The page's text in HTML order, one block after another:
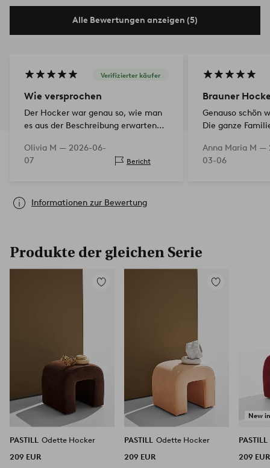
Alle Bewertungen anzeigen (5)
Verifizierter käufer
Wie versprochen
Der Hocker war genau so, wie man
es aus der Beschreibung erwarten
hervorragend die Funktion einer
Eingangsbank.
Olivia M — 2026-06-
07
Bericht
Brauner
Genauso schön
Die ganze
Verspieltheit
Anna Maria M —
03-06
Informationen zur Bewertung
Produkte der gleichen Serie
Zu
PASTILL Odette Hocker
209 EUR
Zu
PASTILL
Odette Hocker
209 EUR
New
PASTILL
209 EUR